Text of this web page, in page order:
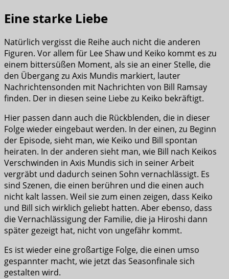
Eine starke Liebe
Natürlich vergisst die Reihe auch nicht die anderen
Figuren. Vor allem für Lee Shaw und Keiko kommt es zu
einem bittersüßen Moment, als sie an einer Stelle, die
den Übergang zu Axis Mundis markiert, lauter
Nachrichtensonden mit Nachrichten von Bill Ramsay
finden. Der in diesen seine Liebe zu Keiko bekräftigt.
Hier passen dann auch die Rückblenden, die in dieser
Folge wieder eingebaut werden. In der einen, zu Beginn
der Episode, sieht man, wie Keiko und Bill spontan
heiraten. In der anderen sieht man, wie Bill nach Keikos
Verschwinden in Axis Mundis sich in seiner Arbeit
vergräbt und dadurch seinen Sohn vernachlässigt. Es
sind Szenen, die einen berühren und die einen auch
nicht kalt lassen. Weil sie zum einen zeigen, dass Keiko
und Bill sich wirklich geliebt hatten. Aber ebenso, dass
die Vernachlässigung der Familie, die ja Hiroshi dann
später gezeigt hat, nicht von ungefähr kommt.
Es ist wieder eine großartige Folge, die einen umso
gespannter macht, wie jetzt das Seasonfinale sich
gestalten wird.